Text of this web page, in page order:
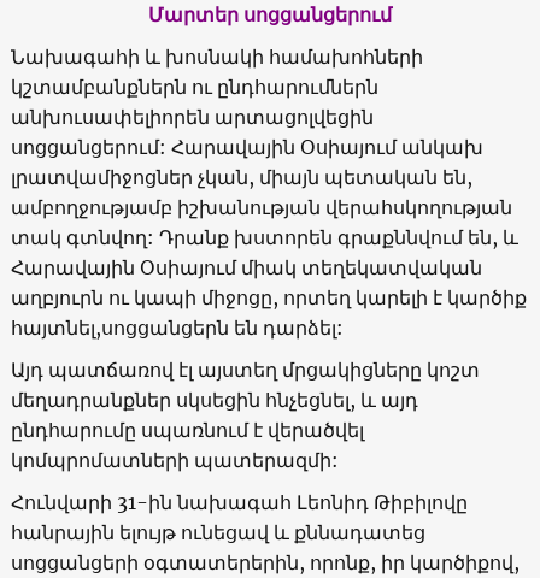
Մարտեր սոցցանցերում
Նախագահի և խոսնակի համախոհների
կշտամբանքներն ու ընդհարումներն
անխուսափելիորեն արտացոլվեցին
սոցցանցերում: Հարավային Օսիայում անկախ
լրատվամիջոցներ չկան, միայն պետական են,
ամբողջությամբ իշխանության վերահսկողության
տակ գտնվող: Դրանք խստորեն գրաքննվում են, և
Հարավային Օսիայում միակ տեղեկատվական
աղբյուրն ու կապի միջոցը, որտեղ կարելի է կարծիք
հայտնել,սոցցանցերն են դարձել:
Այդ պատճառով էլ այստեղ մրցակիցները կոշտ
մեղադրանքներ սկսեցին հնչեցնել, և այդ
ընդհարումը սպառնում է վերածվել
կոմպրոմատների պատերազմի:
Հունվարի 31-ին նախագահ Լեոնիդ Թիբիլովը
հանրային ելույթ ունեցավ և քննադատեց
սոցցանցերի օգտատերերին, որոնք, իր կարծիքով,